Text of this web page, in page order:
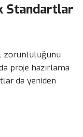
Standartlar
zorunluluğunu
proje hazırlama
da yeniden